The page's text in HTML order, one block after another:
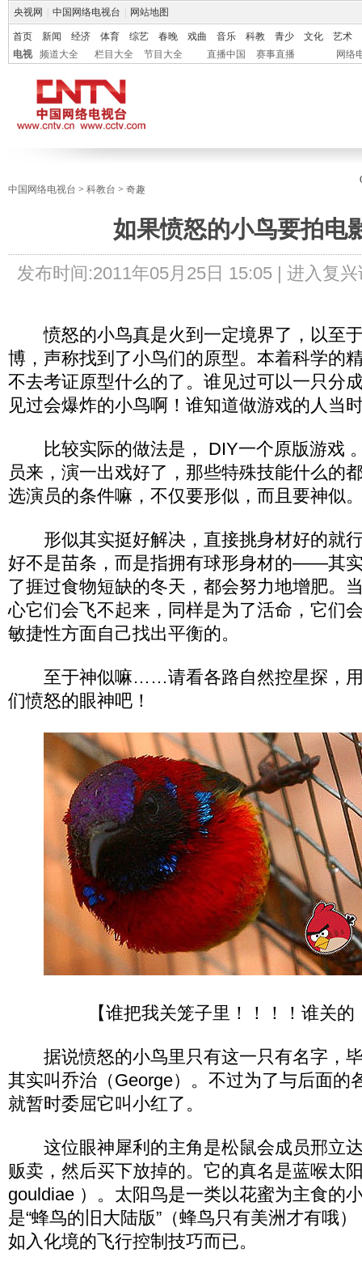
央视网 中国网络电视台 网站地图
首页 新闻 经济 体育 综艺 春晚 戏曲 音乐 科教 青少 文化
艺术
电视
频道大全 栏目大全 节目大全 直播中国 赛事直播 网络
中国网络电视台 > 科教台 > 奇趣
如果愤怒的小鸟要拍
发布时间:2011年05月25日 15:05 | 进入复兴
愤怒的小鸟真是火到一定境界了，以至
博，声称找到了小鸟们的原型。本着科学的
不去考证原型什么的了。谁见过可以一只分
见过会爆炸的小鸟啊！谁知道做游戏的人当
比较实际的做法是， DIY一个原版游戏
员来，演一出戏好了，那些特殊技能什么的
选演员的条件嘛，不仅要形似，而且要神似
形似其实挺好解决，直接挑身材好的就
好不是苗条，而是指拥有球形身材的——其
了捱过食物短缺的冬天，都会努力地增肥。
心它们会飞不起来，同样是为了活命，它们
敏捷性方面自己找出平衡的。
至于神似嘛……请看各路自然控星探，用
们愤怒的眼神吧！
【谁把我关笼子里！！！！谁关
据说愤怒的小鸟里只有这一只有名字，
其实叫乔治（George）。不过为了与后面的
就暂时委屈它叫小红了。
这位眼神犀利的主角是松鼠会成员邢立
贩卖，然后买下放掉的。它的真名是蓝喉太
gouldiae ）。太阳鸟是一类以花蜜为主食的
是“蜂鸟的旧大陆版”（蜂鸟只有美洲才有哦
如入化境的飞行控制技巧而已。